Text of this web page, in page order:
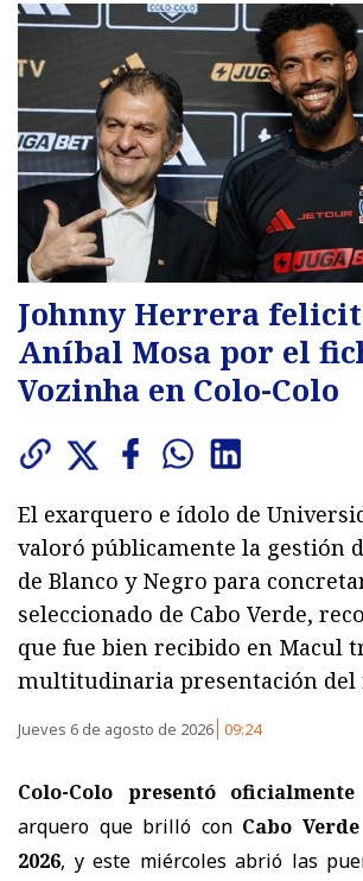
Johnny Herrera
Aníbal Mosa por el
Vozinha en Colo-Colo
El exarquero e ídolo de
valoró públicamente la gestión
de Blanco y Negro para
seleccionado de Cabo Verde,
que fue bien recibido en Macul
multitudinaria presentación del
Jueves 6 de agosto de 2026 09:24
Colo-Colo presentó
arquero que brilló con Cabo
2026, y este miércoles abrió las